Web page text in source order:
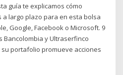
guía te explicamos cómo
a largo plazo para en esta bolsa
Google, Facebook o Microsoft. 9
Bancolombia y Ultraserfinco
portafolio promueve acciones